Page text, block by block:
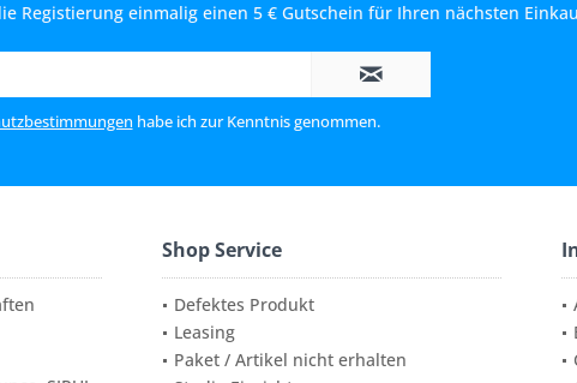
Registierung einmalig einen 5 € Gutschein für Ihren nächsten
habe ich zur Kenntnis genommen.
Shop Service
Defektes Produkt
Leasing
Paket / Artikel nicht erhalten